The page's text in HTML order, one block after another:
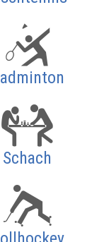
Schach